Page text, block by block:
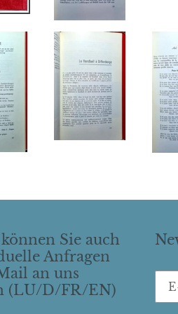
Sie auch
Anfragen
an uns
(LU/D/FR/EN)